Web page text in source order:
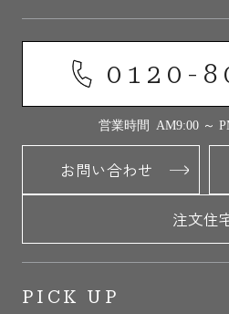
0120-
営業時間 AM9:00 ～
お問い合わせ
注文住
PICK UP